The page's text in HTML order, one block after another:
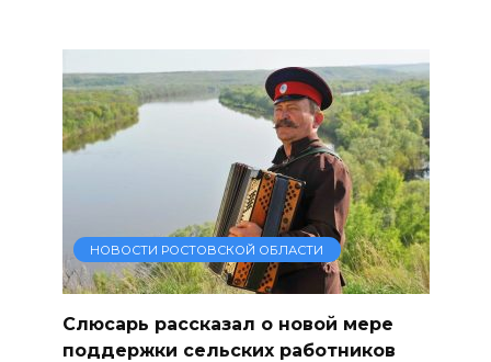
НОВОСТИ РОСТОВСКОЙ ОБЛАСТИ
Слюсарь рассказал о новой мере
поддержки сельских работников